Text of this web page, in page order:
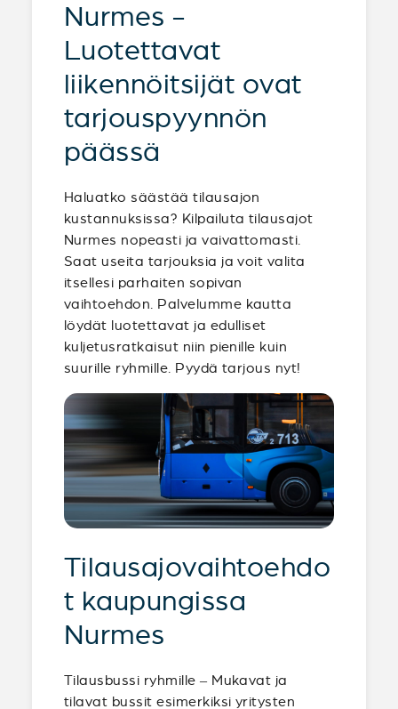
Nurmes -
Luotettavat
liikennöitsijät ovat
tarjouspyynnön
päässä
Haluatko säästää tilausajon
kustannuksissa? Kilpailuta tilausajot
Nurmes nopeasti ja vaivattomasti.
Saat useita tarjouksia ja voit valita
itsellesi parhaiten sopivan
vaihtoehdon. Palvelumme kautta
löydät luotettavat ja edulliset
kuljetusratkaisut niin pienille kuin
suurille ryhmille. Pyydä tarjous nyt!
Tilausajovaihtoehdo
t kaupungissa
Nurmes
Tilausbussi ryhmille – Mukavat ja
tilavat bussit esimerkiksi yritysten